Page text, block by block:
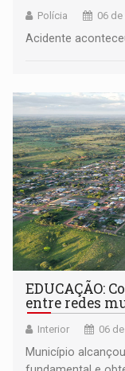
Polícia 06
Acidente
EDUCAÇÃO:
entre redes
Interior 06
Município